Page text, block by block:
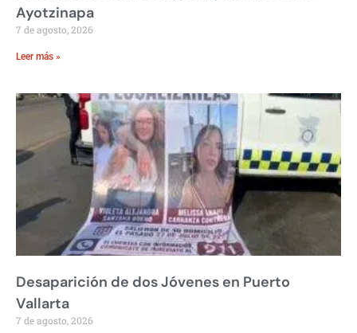
Ayotzinapa
7 de agosto, 2026
Leer más »
Desaparición de dos Jóvenes en Puerto
Vallarta
7 de agosto, 2026